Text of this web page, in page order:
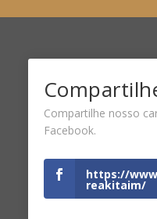
Compartilhe nosso
Facebook.
https://
reakitaim/